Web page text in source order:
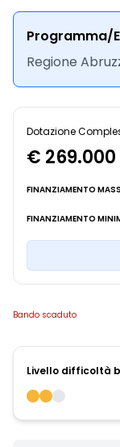
Programma/
Regione
Dotazione
€ 269.000
FINANZIAMENTO
FINANZIAMENTO
Bando scaduto
Livello difficoltà